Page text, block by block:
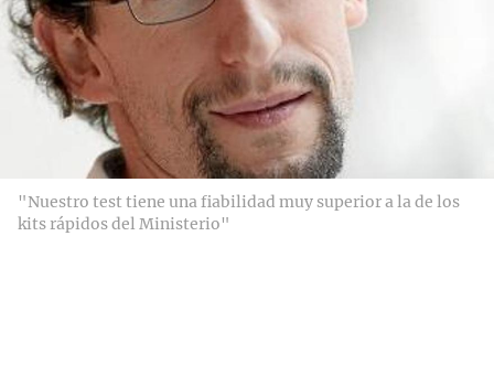
"Nuestro test tiene una fiabilidad muy superior a la de los
kits rápidos del Ministerio"